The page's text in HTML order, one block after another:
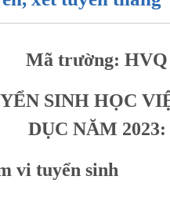
Mã trường: HVQ
SINH HỌC
DỤC NĂM 2023:
vi tuyển sinh